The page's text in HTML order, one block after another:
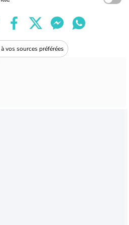
vos sources préférées